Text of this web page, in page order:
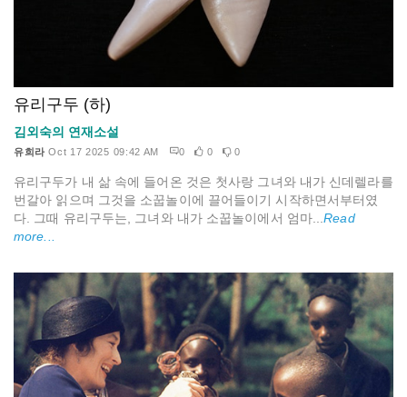
유리구두 (하)
김외숙의 연재소설
유희라 Oct 17 2025 09:42 AM 0 0 0
유리구두가 내 삶 속에 들어온 것은 첫사랑 그녀와 내가 신데렐라를
번갈아 읽으며 그것을 소꿉놀이에 끌어들이기 시작하면서부터였
다. 그때 유리구두는, 그녀와 내가 소꿉놀이에서 엄마...Read
more...